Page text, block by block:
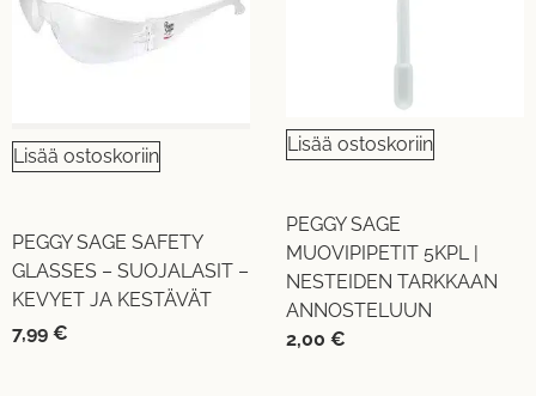
Lisää ostoskoriin
PEGGY SAGE SAFETY
GLASSES – SUOJALASIT –
KEVYET JA KESTÄVÄT
7,99 €
Lisää ostoskoriin
PEGGY SAGE
MUOVIPIPETIT 5KPL |
NESTEIDEN TARKKAAN
ANNOSTELUUN
2,00 €